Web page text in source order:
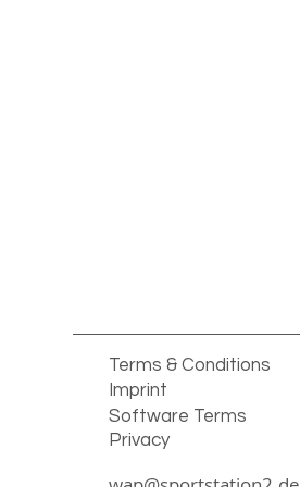
Terms & Conditions
Imprint
Software Terms
Privacy